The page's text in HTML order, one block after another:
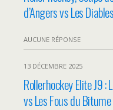
d’Angers vs Les
AUCUNE RÉPONSE
13 DÉCEMBRE 2025
Rollerhockey Elite J9 :
vs Les Fous du